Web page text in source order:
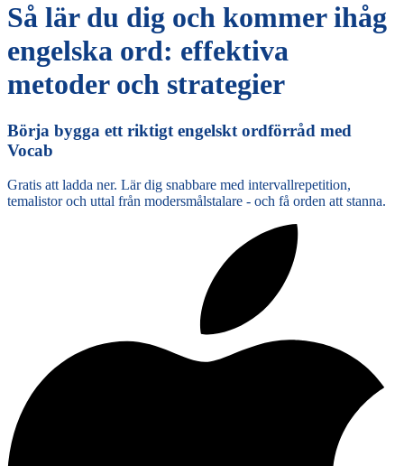
Så lär du dig och kommer ihåg
engelska ord: effektiva
metoder och strategier
Börja bygga ett riktigt engelskt ordförråd med
Vocab
Gratis att ladda ner. Lär dig snabbare med intervallrepetition,
temalistor och uttal från modersmålstalare - och få orden att stanna.